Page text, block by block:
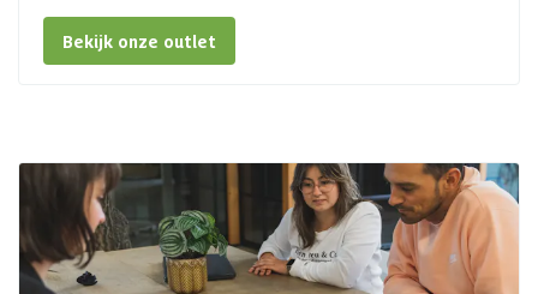
Bekijk onze outlet